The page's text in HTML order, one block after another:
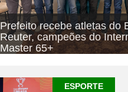
Prefeito recebe atletas do
Reuter, campeões do
Master 65+
ESPORTE